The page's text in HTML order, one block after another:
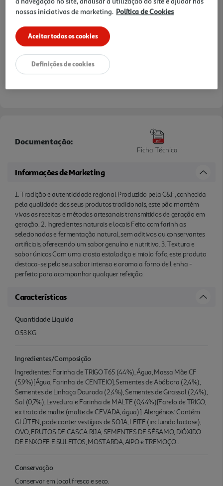
qualquer refeição.
Documentação:
Ficha Técnica
Informações de Marketing
1. Tradição e autenticidade regional Produzido pela C&F, conhecida
pela qualidade dos seus produtos tradicionais, este pão mantém
vivas as receitas e métodos artesanais transmitidos de geração em
geração. 2. Ingredientes naturais e locais Feito com farinh as
selecionadas e fermentação natural, sem aditivos ou conservantes
artificiais, oferecendo um sabor genuíno e nutritivo. 3. Textura e
sabor únicos Com uma crosta estaladiça e miolo fofo, este produto
destaca-se pelo seu sabor intenso e aroma a forno de l enha -
perfeito para acompanhar qualquer refeição.
Características
Quantidade Liquida
0.53 KG
Ingredientes/Composição
Ingredientes: Farinha de TRIGO T65 (44%), Água, Massa Mãe CF
(5,9%)[Água, Farinha de CENTEIO], Sementes de Abóbora (2,4%),
Sementes de Linhaça Dourada (2,4%), Sementes de Girassol (2,4%),
Sal (0,7%), Levedura e Farinha de MALTE (0,44%)[Farelo de TRIGO,
ex trato de malte (malte de CEVADA, água)]. Alergénios: Contém
GLÚTEN, pode conter vestígios de SOJA, LEITE (incluindo lactose),
OVO, FRUTOS DE CASCA RIJA, SEMENTES DE SÉSAMO, DIÓXIDO
DE ENXOFE E SULFITOS, MOSTARDA, AIPO e TREMOÇO..
Conservação
Conservar em local fresco e seco.
nossas iniciativas de marketing. Política de Cookies
Aceitar todos os cookies
Definições de cookies